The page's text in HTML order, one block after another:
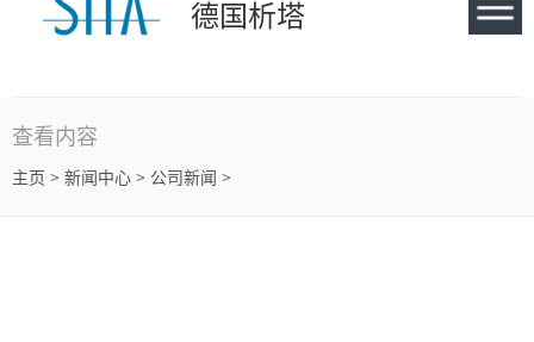
德国析塔
仪器
应用实例
查看内容
主页 > 新闻中心 > 公司新闻 >